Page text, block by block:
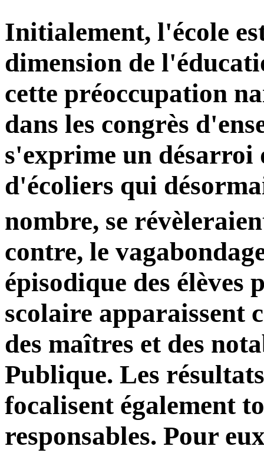
Initialement, l'école
dimension de
cette préoccupation
dans les congrès
s'exprime un désarroi
d'écoliers qui
nombre, se
contre, le
épisodique des
scolaire apparaissent
des maîtres et des
Publique. Les
focalisent également
responsables. Pour